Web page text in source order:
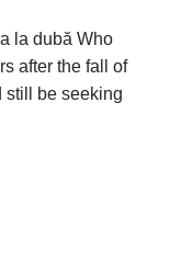
la dubă Who
after the fall of
still be seeking